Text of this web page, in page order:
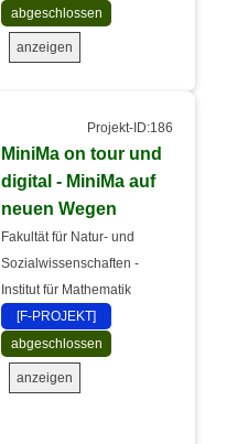
abgeschlossen
anzeigen
Projekt-ID:186
MiniMa on tour und
digital - MiniMa auf
neuen Wegen
Fakultät für Natur- und
Sozialwissenschaften -
Institut für Mathematik
[F-PROJEKT]
abgeschlossen
anzeigen